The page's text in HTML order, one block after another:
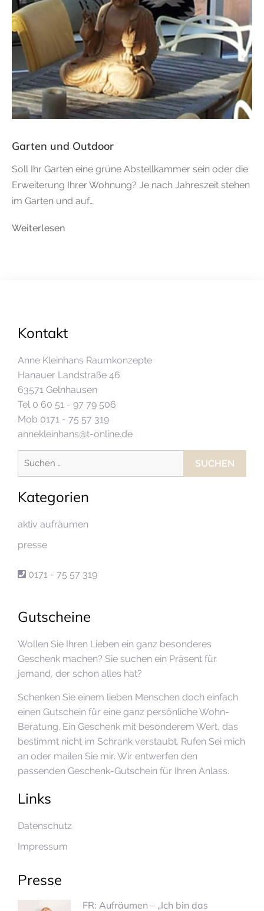
Garten und Outdoor
Soll Ihr Garten eine grüne Abstellkammer sein oder die
Erweiterung Ihrer Wohnung? Je nach Jahreszeit stehen
im Garten und auf…
Weiterlesen
Kontakt
Anne Kleinhans Raumkonzepte
Hanauer Landstraße 46
63571 Gelnhausen
Tel 0 60 51 - 97 79 506
Mob 0171 - 75 57 319
annekleinhans@t-online.de
Kategorien
aktiv aufräumen
presse
0171 - 75 57 319
Gutscheine
Wollen Sie Ihren Lieben ein ganz besonderes
Geschenk machen? Sie suchen ein Präsent für
jemand, der schon alles hat?
Schenken Sie einem lieben Menschen doch einfach
einen Gutschein für eine ganz persönliche Wohn-
Beratung. Ein Geschenk mit besonderem Wert, das
bestimmt nicht im Schrank verstaubt. Rufen Sei mich
an oder mailen Sie mir. Wir entwerfen den
passenden Geschenk-Gutschein für Ihren Anlass.
Links
Datenschutz
Impressum
Presse
FR: Aufräumen – „Ich bin das